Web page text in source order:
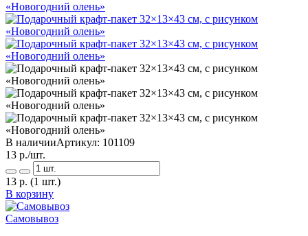
В наличииАртикул: 101109
13 р./шт.
13 р. (1 шт.)
В корзину
Самовывоз